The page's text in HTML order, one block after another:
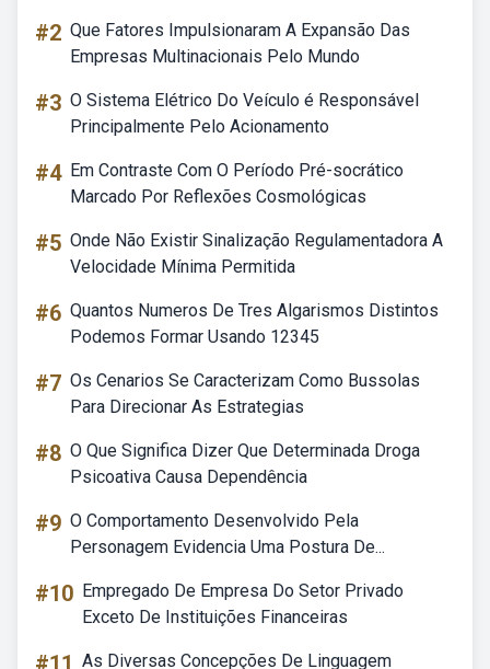
#2 Que Fatores Impulsionaram A Expansão Das
Empresas Multinacionais Pelo Mundo
#3 O Sistema Elétrico Do Veículo é Responsável
Principalmente Pelo Acionamento
#4 Em Contraste Com O Período Pré-socrático
Marcado Por Reflexões Cosmológicas
#5 Onde Não Existir Sinalização Regulamentadora A
Velocidade Mínima Permitida
#6 Quantos Numeros De Tres Algarismos Distintos
Podemos Formar Usando 12345
#7 Os Cenarios Se Caracterizam Como Bussolas
Para Direcionar As Estrategias
#8 O Que Significa Dizer Que Determinada Droga
Psicoativa Causa Dependência
#9 O Comportamento Desenvolvido Pela
Personagem Evidencia Uma Postura De...
#10 Empregado De Empresa Do Setor Privado
Exceto De Instituições Financeiras
#11 As Diversas Concepções De Linguagem